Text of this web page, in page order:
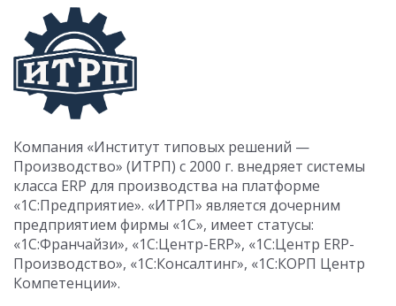
Компания «Институт типовых решений —
Производство» (ИТРП) с 2000 г. внедряет системы
класса ERP для производства на платформе
«1С:Предприятие». «ИТРП» является дочерним
предприятием фирмы «1С», имеет статусы:
«1С:Франчайзи», «1С:Центр-ERP», «1С:Центр ERP-
Производство», «1С:Консалтинг», «1С:КОРП Центр
Компетенции».